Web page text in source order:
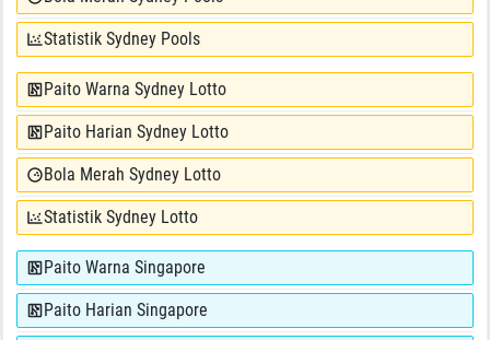
Statistik Sydney Pools
Paito Warna Sydney Lotto
Paito Harian Sydney Lotto
Bola Merah Sydney Lotto
Statistik Sydney Lotto
Paito Warna Singapore
Paito Harian Singapore